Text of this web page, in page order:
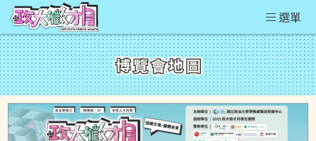
選單
博覽會地圖
博覽會地圖
博覽會地圖